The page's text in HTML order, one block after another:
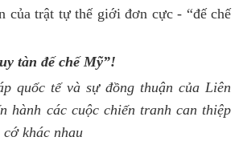
của trật tự thế giới đơn cực - “đế chế
tàn đế chế Mỹ”!
quốc tế và sự đồng thuận của Liên
hành các cuộc chiến tranh can thiệp
khác nhau